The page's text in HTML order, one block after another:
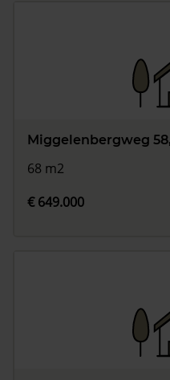
Miggelenbergweg
68 m2
€ 649.000